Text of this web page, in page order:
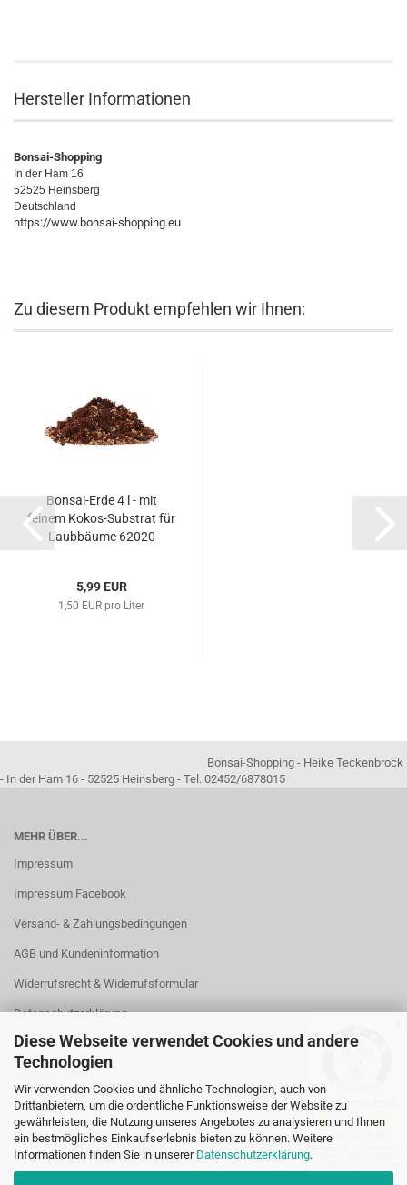
Diese Webseite verwendet Cookies und andere
Technologien
Wir verwenden Cookies und ähnliche Technologien, auch von
Drittanbietern, um die ordentliche Funktionsweise der Website zu
gewährleisten, die Nutzung unseres Angebotes zu analysieren und Ihnen
ein bestmögliches Einkaufserlebnis bieten zu können. Weitere
Informationen finden Sie in unserer Datenschutzerklärung.
Hersteller Informationen
Bonsai-Shopping
In der Ham 16
52525 Heinsberg
Deutschland
https://www.bonsai-shopping.eu
Zu diesem Produkt empfehlen wir Ihnen:
Bonsai-Erde 4 l - mit
feinem Kokos-Substrat für
Laubbäume 62020
5,99 EUR
1,50 EUR pro Liter
Bonsai-Shopping - Heike Teckenbrock
- In der Ham 16 - 52525 Heinsberg - Tel. 02452/6878015
MEHR ÜBER...
Impressum
Impressum Facebook
Versand- & Zahlungsbedingungen
AGB und Kundeninformation
Widerrufsrecht & Widerrufsformular
Datenschutzerklärung
Kontakt
Callback Service
Öffnungszeiten
Cookie Einstellungen